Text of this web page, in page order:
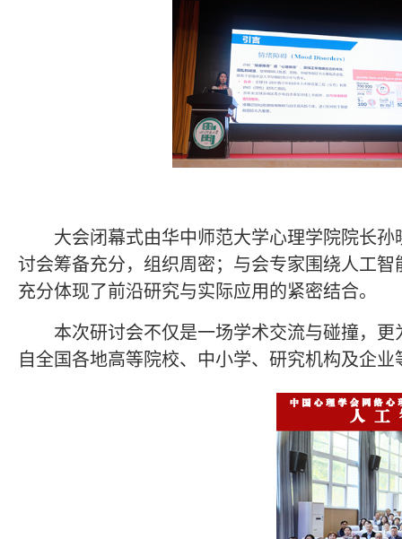
大会闭幕式由华中师范大学心理学院院长
讨会筹备充分，组织周密；与会专家围绕人工
充分体现了前沿研究与实际应用的紧密结合。
本次研讨会不仅是一场学术交流与碰撞，
自全国各地高等院校、中小学、研究机构及企业